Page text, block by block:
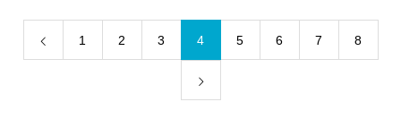
1 2 3 4 5 6 7 8